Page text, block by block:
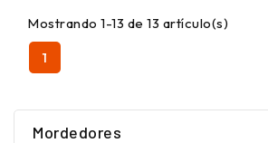
Mostrando 1-13 de 13 artículo(s)
1
Mordedores